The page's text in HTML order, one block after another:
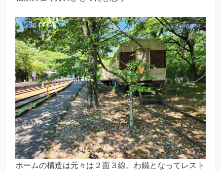
ホームの構造は元々は２面３線。わ鐵となってレスト